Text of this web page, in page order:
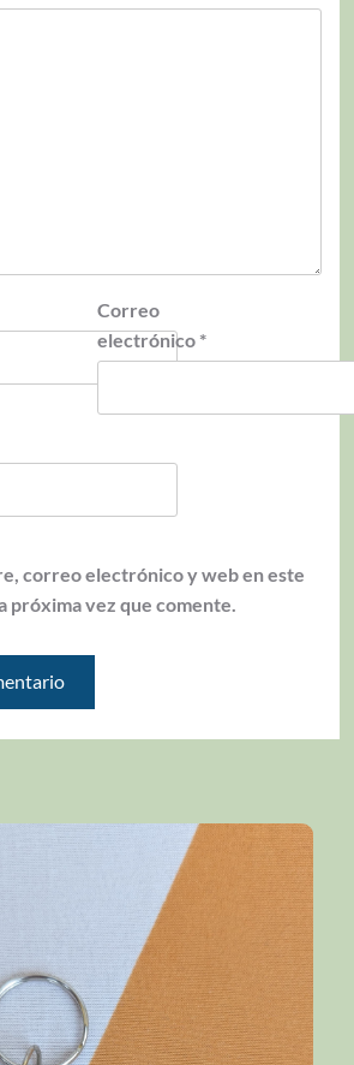
Correo
electrónico *
correo electrónico y web en este
próxima vez que comente.